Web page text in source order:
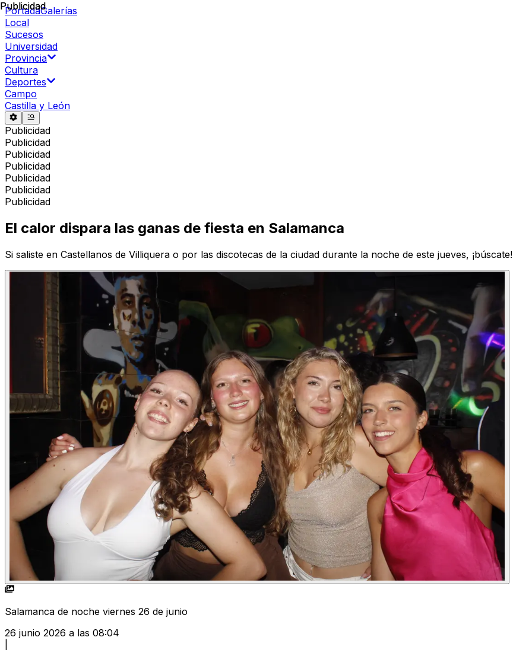
PortadaGalerías
Local
Sucesos
Universidad
Provincia
Cultura
Deportes
Campo
Castilla y León
Publicidad
Publicidad
Publicidad
Publicidad
Publicidad
Publicidad
Publicidad
Publicidad
El calor dispara las ganas de fiesta en Salamanca
Si saliste en Castellanos de Villiquera o por las discotecas de la ciudad durante la noche de este jueves, ¡búscate!
Salamanca de noche viernes 26 de junio
26 junio 2026 a las 08:04
Publicidad